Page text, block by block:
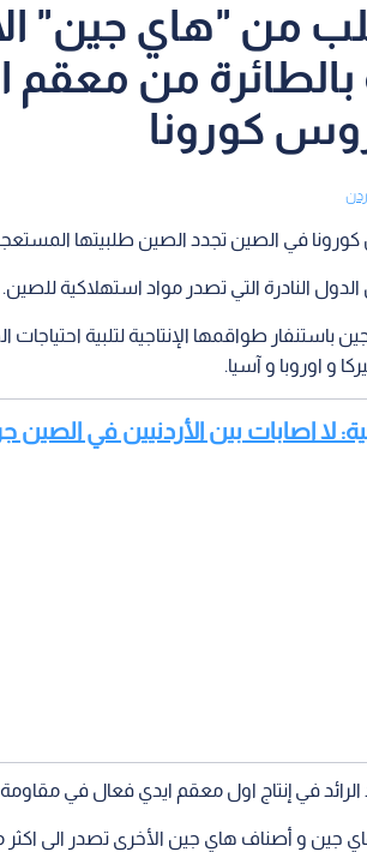
من "هاي جين"
من معقم
كورونا
كورونا في الصين تجدد الصين طلبيتها
النادرة التي تصدر مواد استهلاكية للصين.
طواقمها الإنتاجية لتلبية احتياجات
و اوروبا و آسيا.
لا اصابات بين الأردنيين في
الرائد في إنتاج اول معقم ايدي فعال في
و أصناف هاي جين الأخرى تصدر الى اكثر من ٤٥ دولة في